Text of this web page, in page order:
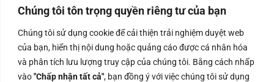
Chúng tôi tôn trọng quyền riêng tư của bạn
Chúng tôi sử dụng cookie để cải thiện trải nghiệm duyệt web
của bạn, hiển thị nội dung hoặc quảng cáo được cá nhân hóa
và phân tích lưu lượng truy cập của chúng tôi. Bằng cách nhấp
vào"Chấp nhận tất cả", bạn đồng ý với việc chúng tôi sử dụng
Công ty TNHH Nam Bình Xương - Số ĐKKD: 0108783483
cấp ngày 14/06/2019 bởi Sở Kế Hoạch và Đầu Tư Tp. Hà
Nội